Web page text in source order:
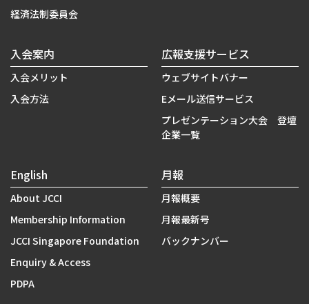
経済法制委員会
入会案内
入会メリット
入会方法
広報支援サービス
ウェブサイトバナー
Eメール送信サービス
プレゼンテーション大会 登壇
企業一覧
English
About JCCI
Membership Information
JCCI Singapore Foundation
Enquiry & Access
PDPA
月報
月報概要
月報最新号
バックナンバー